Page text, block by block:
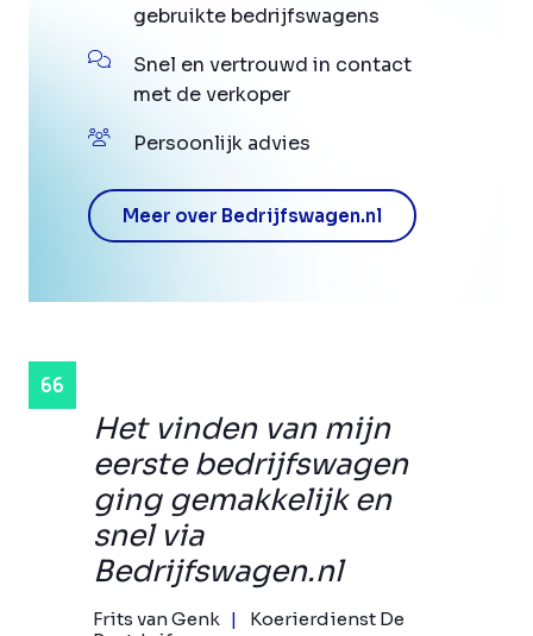
Het vinden van mijn
eerste bedrijfswagen
ging gemakkelijk en
snel via
Bedrijfswagen.nl
Frits van Genk
Koerierdienst De
gebruikte bedrijfswagens
Snel en vertrouwd in contact
met de verkoper
Persoonlijk advies
Meer over Bedrijfswagen.nl